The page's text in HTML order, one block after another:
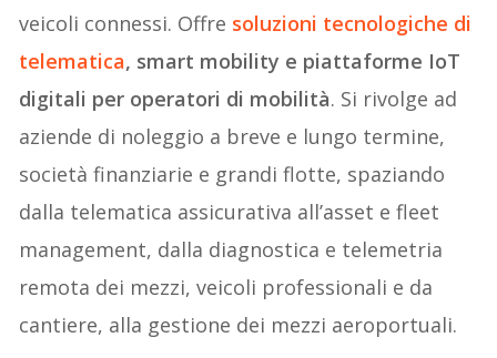
veicoli connessi. Offre soluzioni tecnologiche di
telematica, smart mobility e piattaforme IoT
digitali per operatori di mobilità. Si rivolge ad
aziende di noleggio a breve e lungo termine,
società finanziarie e grandi flotte, spaziando
dalla telematica assicurativa all’asset e fleet
management, dalla diagnostica e telemetria
remota dei mezzi, veicoli professionali e da
cantiere, alla gestione dei mezzi aeroportuali.